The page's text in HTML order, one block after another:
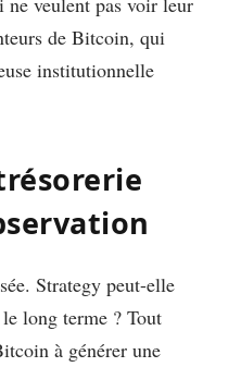
de Bitcoin, qui
institutionnelle
Strategy peut-elle
long terme ? Tout
à générer une